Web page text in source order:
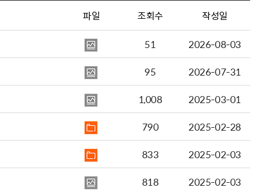
파일 조회수 작성일
51
2026-08-03
95
2026-07-31
1,008
2025-03-01
790
2025-02-28
833
2025-02-03
818
2025-02-03